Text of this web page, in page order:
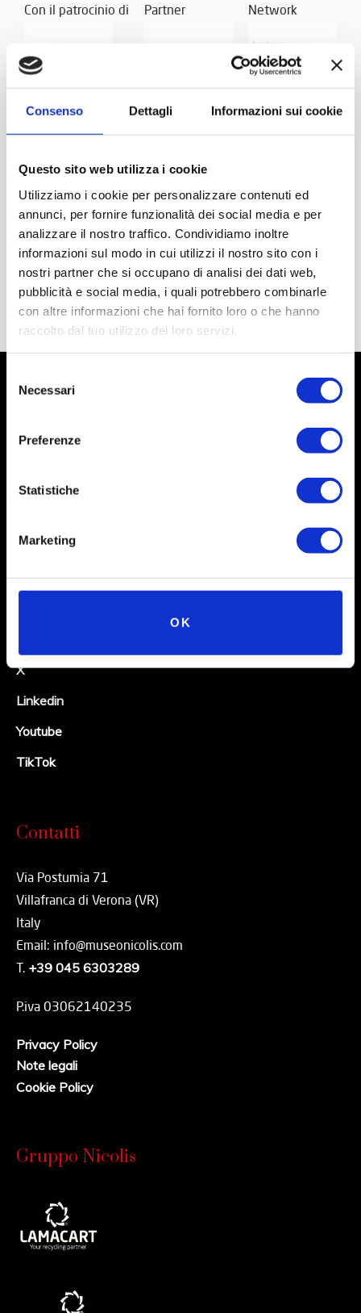
Consenso Dettagli Informazioni sui cookie
Questo sito web utilizza i cookie
Utilizziamo i cookie per personalizzare contenuti ed
annunci, per fornire funzionalità dei social media e per
analizzare il nostro traffico. Condividiamo inoltre
informazioni sul modo in cui utilizzi il nostro sito con i
nostri partner che si occupano di analisi dei dati web,
pubblicità e social media, i quali potrebbero combinarle
con altre informazioni che hai fornito loro o che hanno
raccolto dal tuo utilizzo dei loro servizi.
delNecessari
Preferenze
Statistiche
Marketing
OK
Con il patrocinio di Partner Network
X
Linkedin
Youtube
TikTok
Contatti
Via Postumia 71
Villafranca di Verona (VR)
Italy
Email: info@museonicolis.com
T. +39 045 6303289
P.iva 03062140235
Privacy Policy
Note legali
Cookie Policy
Gruppo Nicolis